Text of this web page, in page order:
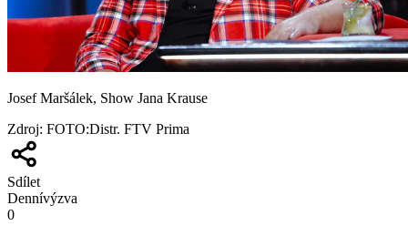
Josef Maršálek, Show Jana Krause
Zdroj: FOTO:Distr. FTV Prima
Sdílet
Dennívýzva
0